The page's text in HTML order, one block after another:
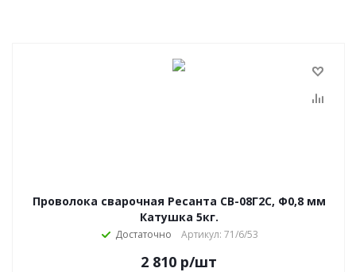
Проволока сварочная Ресанта СВ-08Г2С, Ф0,8 мм
Катушка 5кг.
Достаточно Артикул: 71/6/53
2 810 р/шт